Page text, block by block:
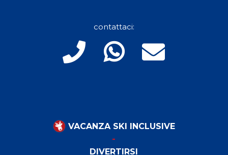
contattaci:
VACANZA SKI INCLUSIVE
DIVERTIRSI